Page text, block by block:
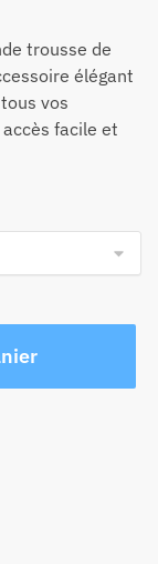
trousse de
élégant
vos
facile et